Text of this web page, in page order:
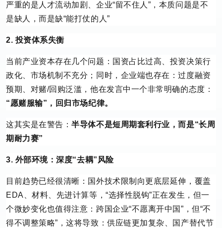
严重的是人才流动加剧、企业“留不住人”，本质问题是不
是缺人，而是缺“能打仗的人”
2. 投资体系失衡
当前产业资本存在几个问题：国资占比过高、投资决策行
政化、市场机制不充分；同时，企业端也存在：过度融资
预期、对赌/回购泛滥，他在发言中一个非常明确的态度：
“愿赌服输”，回归市场纪律。
这其实是在警告：半导体不是短周期套利行业，而是“长周
期耐力赛”
3. 外部环境：深度“去耦”风险
目前趋势已经很清晰：国外技术限制向更底层延伸，覆盖
EDA、材料、先进计算等，“选择性脱钩”正在发生，但一
个微妙变化也值得注意：跨国企业“不愿离开中国”，但“不
得不调整策略”，这将导致：供应链更加复杂、国产替代节